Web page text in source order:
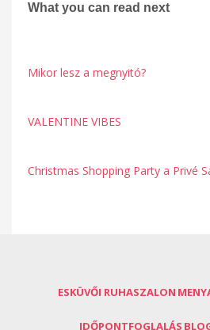
What you can read next
Mikor lesz a megnyitó?
VALENTINE VIBES
Christmas Shopping Party a Privé
ESKÜVŐI RUHASZALON
IDŐPONTFOGLALÁS